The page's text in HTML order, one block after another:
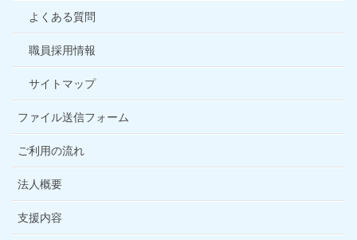
よくある質問
職員採用情報
サイトマップ
ファイル送信フォーム
ご利用の流れ
法人概要
支援内容